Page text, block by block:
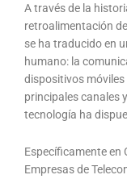
A través de la
retroalimentación
se ha traducido en
humano: la
dispositivos
principales canales
tecnología ha
Específicamente en
Empresas de